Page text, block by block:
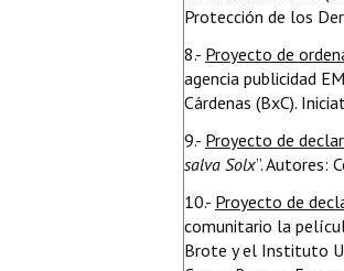
Protección de los
8.- Proyecto de
agencia publicidad
Cárdenas (BxC).
9.- Proyecto de
salva Solx”. Autores:
10.- Proyecto de
comunitario la
Brote y el Instituto